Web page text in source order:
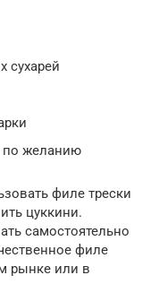
сухарей
по желанию
филе трески
цуккини.
самостоятельно
филе
рынке или в